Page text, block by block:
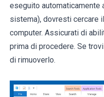
eseguito
sistema), dovresti cercare
computer. Assicurati di
prima di procedere. Se
di rimuoverlo.